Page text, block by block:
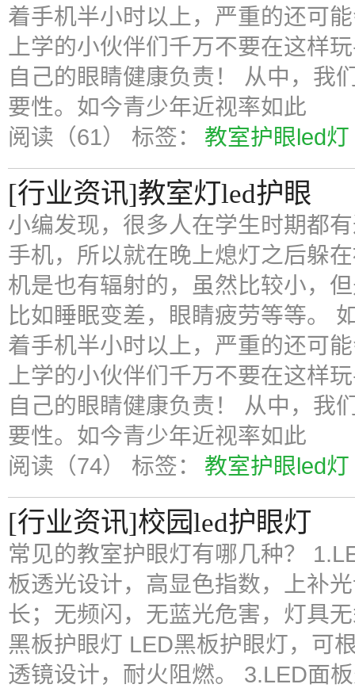
着手机半小时以上，严重的还可
上学的小伙伴们千万不要在这样
自己的眼睛健康负责！ 从中，我
要性。如今青少年近视率如此
阅读（61） 标签： 教室护眼led灯
[行业资讯]教室灯led护眼
小编发现，很多人在学生时期都
手机，所以就在晚上熄灯之后躲
机是也有辐射的，虽然比较小，
比如睡眠变差，眼睛疲劳等等。
着手机半小时以上，严重的还可
上学的小伙伴们千万不要在这样
自己的眼睛健康负责！ 从中，我
要性。如今青少年近视率如此
阅读（74） 标签： 教室护眼led灯
[行业资讯]校园led护眼灯
常见的教室护眼灯有哪几种？
板透光设计，高显色指数，上补
长；无频闪，无蓝光危害，灯具
黑板护眼灯 LED黑板护眼灯，可
透镜设计，耐火阻燃。 3.LED面